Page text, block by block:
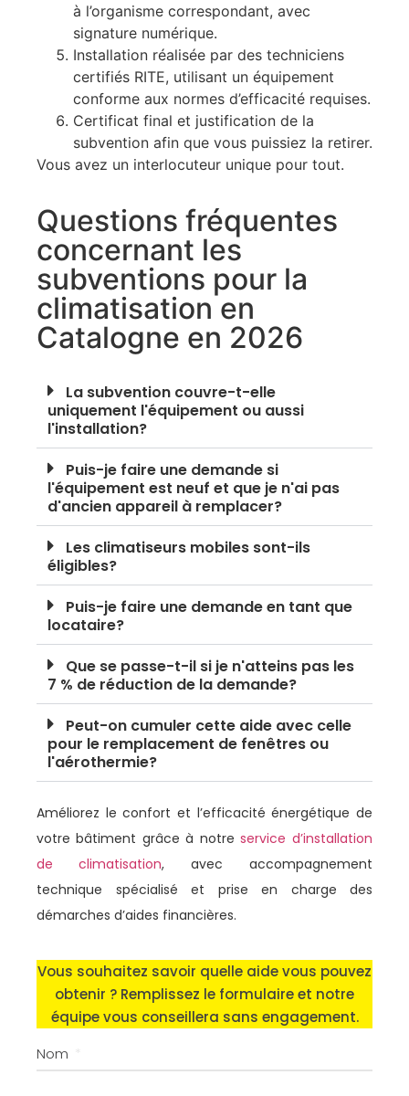
à l’organisme correspondant, avec
signature numérique.
Installation réalisée par des techniciens
certifiés RITE, utilisant un équipement
conforme aux normes d’efficacité requises.
Certificat final et justification de la
subvention afin que vous puissiez la retirer.
Vous avez un interlocuteur unique pour tout.
Questions fréquentes
concernant les
subventions pour la
climatisation en
Catalogne en 2026
La subvention couvre-t-elle
uniquement l'équipement ou aussi
l'installation?
Puis-je faire une demande si
l'équipement est neuf et que je n'ai pas
d'ancien appareil à remplacer?
Les climatiseurs mobiles sont-ils
éligibles?
Puis-je faire une demande en tant que
locataire?
Que se passe-t-il si je n'atteins pas les
7 % de réduction de la demande?
Peut-on cumuler cette aide avec celle
pour le remplacement de fenêtres ou
l'aérothermie?
Améliorez le confort et l’efficacité énergétique de
votre bâtiment grâce à notre service d’installation
de climatisation, avec accompagnement
technique spécialisé et prise en charge des
démarches d’aides financières.
Vous souhaitez savoir quelle aide vous pouvez
obtenir ? Remplissez le formulaire et notre
équipe vous conseillera sans engagement.
Nom